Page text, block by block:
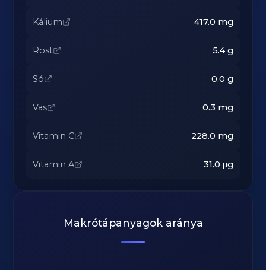
Kálium 417.0 mg
Rost 5.4g
Só 0.0 g
Vas 0.3 mg
Vitamin C 228.0 mg
Vitamin A 31.0 μg
Makrótápanyagok aránya